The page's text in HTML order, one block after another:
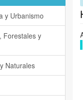
y Urbanismo
Forestales y
Naturales